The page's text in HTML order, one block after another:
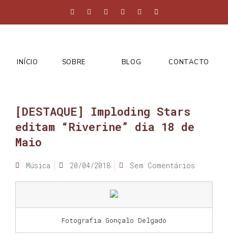
INÍCIO SOBRE BLOG CONTACTO
[DESTAQUE] Imploding Stars
editam “Riverine” dia 18 de
Maio
Música 20/04/2018 Sem Comentários
Fotografia Gonçalo Delgado